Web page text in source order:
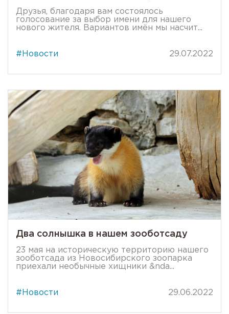
Друзья, благодаря вам состоялось
голосование за выбор имени для нашего
нового жителя. Вариантов имён мы насчит...
#Новости 29.07.2022
Два солнышка в нашем зооботсаду
23 мая на историческую территорию нашего
зооботсада из Новосибирского зоопарка
приехали необычные хищники &nda...
#Новости 29.06.2022